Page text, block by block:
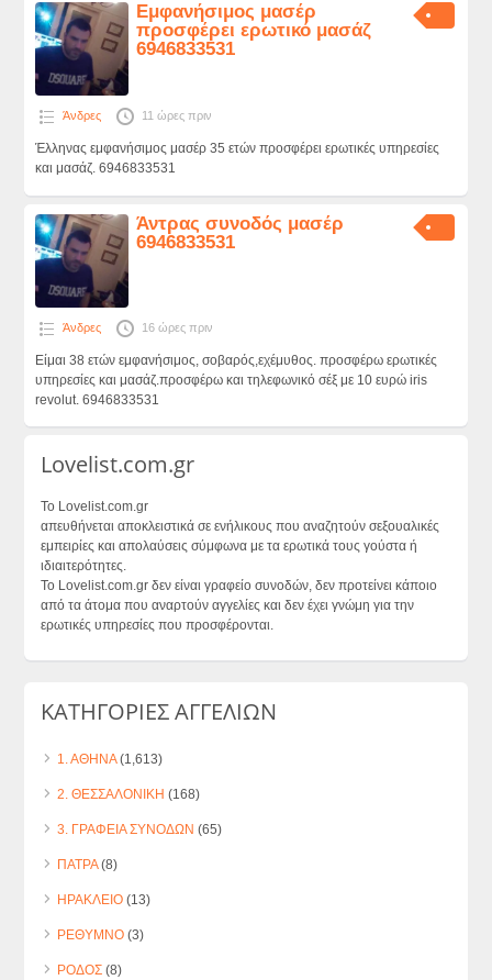
Εμφανήσιμος μασέρ
προσφέρει ερωτικό μασάζ
6946833531
Άνδρες 11 ώρες πριν
Έλληνας εμφανήσιμος μασέρ 35 ετών προσφέρει ερωτικές υπηρεσίες
και μασάζ. 6946833531
Άντρας συνοδός μασέρ
6946833531
Άνδρες 16 ώρες πριν
Είμαι 38 ετών εμφανήσιμος, σοβαρός,εχέμυθος. προσφέρω ερωτικές
υπηρεσίες και μασάζ.προσφέρω και τηλεφωνικό σέξ με 10 ευρώ iris
revolut. 6946833531
Lovelist.com.gr
Το Lovelist.com.gr
απευθήνεται αποκλειστικά σε ενήλικους που αναζητούν σεξουαλικές
εμπειρίες και απολαύσεις σύμφωνα με τα ερωτικά τους γούστα ή
ιδιαιτερότητες.
Το Lovelist.com.gr δεν είναι γραφείο συνοδών, δεν προτείνει κάποιο
από τα άτομα που αναρτούν αγγελίες και δεν έχει γνώμη για την
ερωτικές υπηρεσίες που προσφέρονται.
ΚΑΤΗΓΟΡΙΕΣ ΑΓΓΕΛΙΩΝ
1. ΑΘΗΝΑ(1,613)
2. ΘΕΣΣΑΛΟΝΙΚΗ (168)
3. ΓΡΑΦΕΙΑ ΣΥΝΟΔΩΝ (65)
ΠΑΤΡΑ(8)
ΗΡΑΚΛΕΙΟ (13)
ΡΕΘΥΜΝΟ (3)
ΡΟΔΟΣ (8)